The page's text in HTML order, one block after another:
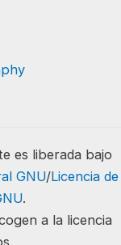
es liberada bajo
GNU/Licencia de
.
a la licencia